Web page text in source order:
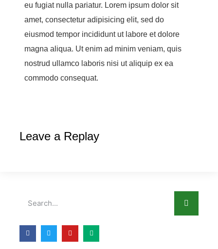
eu fugiat nulla pariatur. Lorem ipsum dolor sit
amet, consectetur adipisicing elit, sed do
eiusmod tempor incididunt ut labore et dolore
magna aliqua. Ut enim ad minim veniam, quis
nostrud ullamco laboris nisi ut aliquip ex ea
commodo consequat.
Leave a Replay